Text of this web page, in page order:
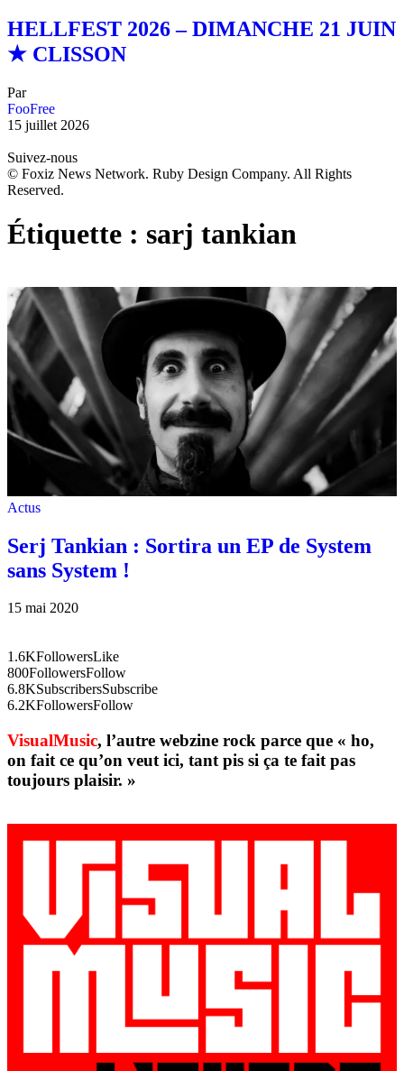
HELLFEST 2026 – DIMANCHE 21 JUIN
★ CLISSON
Par
FooFree
15 juillet 2026
Suivez-nous
© Foxiz News Network. Ruby Design Company. All Rights
Reserved.
Étiquette : sarj tankian
Actus
Serj Tankian : Sortira un EP de System
sans System !
15 mai 2020
1.6KFollowersLike
800FollowersFollow
6.8KSubscribersSubscribe
6.2KFollowersFollow
VisualMusic, l’autre webzine rock parce que « ho,
on fait ce qu’on veut ici, tant pis si ça te fait pas
toujours plaisir. »